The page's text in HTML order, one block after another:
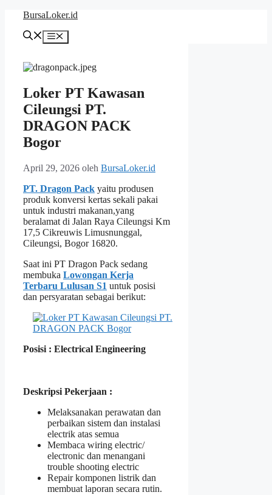
Langsung
BursaLoker.id
Menu
Loker PT Kawasan
Cileungsi PT.
DRAGON PACK
Bogor
April 29, 2026 oleh BursaLoker.id
PT. Dragon Pack yaitu produsen
produk konversi kertas sekali pakai
untuk industri makanan,yang
beralamat di Jalan Raya Cileungsi Km
17,5 Cikreuwis Limusnunggal,
Cileungsi, Bogor 16820.
Saat ini PT Dragon Pack sedang
membuka Lowongan Kerja
Terbaru Lulusan S1 untuk posisi
dan persyaratan sebagai berikut:
Posisi : Electrical Engineering
Deskripsi Pekerjaan :
Melaksanakan perawatan dan
perbaikan sistem dan instalasi
electrik atas semua
Membaca wiring electric/
electronic dan menangani
trouble shooting electric
Repair komponen listrik dan
membuat laporan secara rutin.